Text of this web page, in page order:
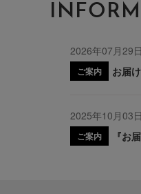
2026年07月29日
ご案内 お届
2025年10月03日
ご案内 『お